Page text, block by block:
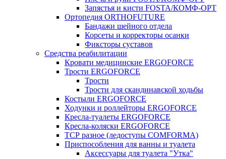
Запястья и кисти FOSTA/КОМФ-ОРТ
Ортопедия ORTHOFUTURE
Бандажи шейного отдела
Корсеты и корректоры осанки
Фиксторы суставов
Средства реабилитации
Кровати медицинские ERGOFORCE
Трости ERGOFORCE
Трости
Трости для скандинавской ходьбы
Костыли ERGOFORCE
Ходунки и роллейторы ERGOFORCE
Кресла-туалеты ERGOFORCE
Кресла-коляски ERGOFORCE
ТСР разное (ледоступы COMFORMA)
Приспособления для ванны и туалета
Аксессуары для туалета "Утка"